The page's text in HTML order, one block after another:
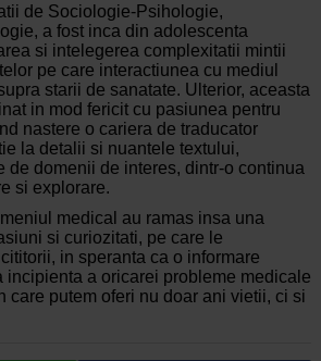
de Sociologie-Psihologie,
a fost inca din adolescenta
si intelegerea complexitatii mintii
pe care interactiunea cu mediul
starii de sanatate. Ulterior, aceasta
in mod fericit cu pasiunea pentru
nastere o cariera de traducator
la detalii si nuantele textului,
de domenii de interes, dintr-o continua
si explorare.
medical au ramas insa una
si curiozitati, pe care le
in speranta ca o informare
incipienta a oricarei probleme medicale
care putem oferi nu doar ani vietii, ci si